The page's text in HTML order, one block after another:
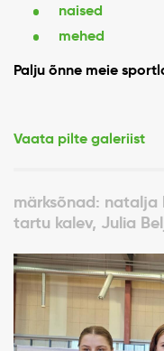
naised
mehed
Palju õnne meie
Vaata pilte galeriist
märksõnad: natalja
tartu kalev, Julia